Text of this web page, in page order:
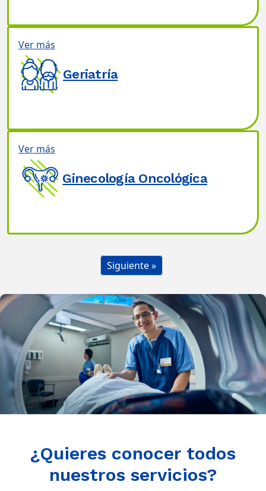
Ver más
Geriatría
Ver más
Ginecología Oncológica
Siguiente »
¿Quieres conocer todos
nuestros servicios?